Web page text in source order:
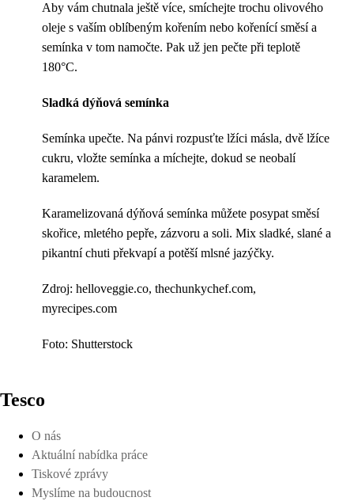
Aby vám chutnala ještě více, smíchejte trochu olivového
oleje s vaším oblíbeným kořením nebo kořenící směsí a
semínka v tom namočte. Pak už jen pečte při teplotě
180°C.
Sladká dýňová semínka
Semínka upečte. Na pánvi rozpusťte lžíci másla, dvě lžíce
cukru, vložte semínka a míchejte, dokud se neobalí
karamelem.
Karamelizovaná dýňová semínka můžete posypat směsí
skořice, mletého pepře, zázvoru a soli. Mix sladké, slané a
pikantní chuti překvapí a potěší mlsné jazýčky.
Zdroj: helloveggie.co, thechunkychef.com,
myrecipes.com
Foto: Shutterstock
Tesco
O nás
Aktuální nabídka práce
Tiskové zprávy
Myslíme na budoucnost